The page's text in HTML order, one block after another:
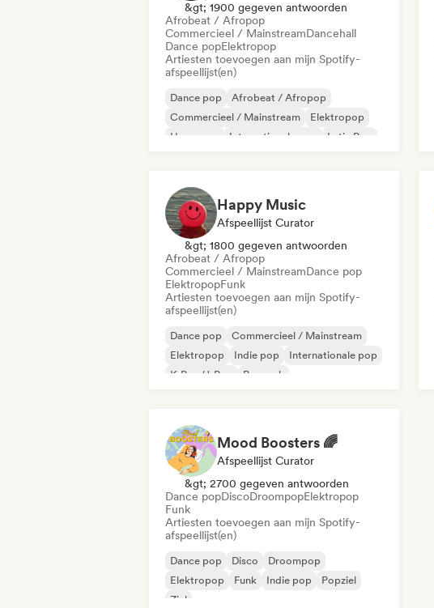
&gt; 1900 gegeven antwoorden
Afrobeat / Afropop
Commercieel / MainstreamDancehall
Dance popElektropop
Artiesten toevoegen aan mijn Spotify-
afspeellijst(en)
Dance pop
Afrobeat / Afropop
Commercieel / Mainstream
Elektropop
Hyperpop
Internationale pop
Latin Pop
Happy Music
Afspeellijst Curator
&gt; 1800 gegeven antwoorden
Afrobeat / Afropop
Commercieel / MainstreamDance pop
ElektropopFunk
Artiesten toevoegen aan mijn Spotify-
afspeellijst(en)
Dance pop
Commercieel / Mainstream
Elektropop
Indie pop
Internationale pop
K-Pop/J-Pop
Poprock
Mood Boosters 🌈
Afspeellijst Curator
&gt; 2700 gegeven antwoorden
Dance popDiscoDroompopElektropop
Funk
Artiesten toevoegen aan mijn Spotify-
afspeellijst(en)
Dance pop Disco
Droompop
Elektropop
Funk Indie pop
Popziel
Ziel